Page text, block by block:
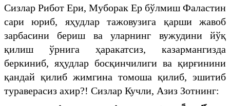
Сизлар Рибот Ери, Муборак Ер бўлмиш Фаластин
сари юриб, яҳудлар тажовузига қарши жавоб
зарбасини бериш ва уларнинг вужудини йўқ
қилиш ўрнига ҳаракатсиз, казармангизда
беркиниб, яҳудлар босқинчилиги ва қирғинини
қандай қилиб жимгина томоша қилиб, эшитиб
тураверасиз ахир?! Сизлар Кучли, Азиз Зотнинг: